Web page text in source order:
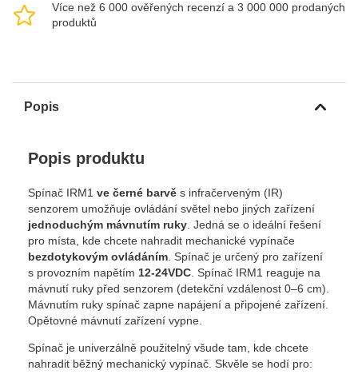
Více než 6 000 ověřených recenzí a 3 000 000 prodaných
produktů
Popis
Popis produktu
Spínač IRM1 ve černé barvě s infračerveným (IR)
senzorem umožňuje ovládání světel nebo jiných zařízení
jednoduchým mávnutím ruky . Jedná se o ideální řešení
pro místa, kde chcete nahradit mechanické vypínače
bezdotykovým ovládáním . Spínač je určený pro zařízení
s provozním napětím 12-24VDC . Spínač IRM1 reaguje na
mávnutí ruky před senzorem (detekční vzdálenost 0–6 cm).
Mávnutím ruky spínač zapne napájení a připojené zařízení.
Opětovné mávnutí zařízení vypne.
Spínač je univerzálně použitelný všude tam, kde chcete
nahradit běžný mechanický vypínač. Skvěle se hodí pro: